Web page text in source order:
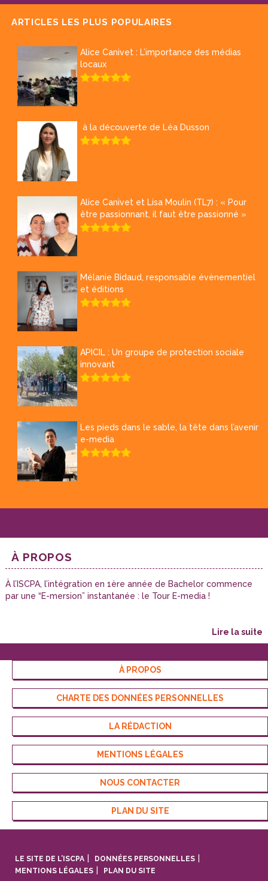
ARTICLES LES PLUS POPULAIRES
Alice Canivet : L’importance des médias
locaux
à la découverte de Léa Dusson
Alice Canivet et Lisa Moulin (TL7) : « Pour
être passionnant, il faut être passionné »
Mélanie Bidaud, responsable évènementiel
et éditions
APICIL : Un groupe de protection sociale
innovant
Les pieds dans le sable, la tête dans l’avenir
e-media
À PROPOS
À l’ISCPA, l’intégration en 1ère année de Bachelor commence
par une “E-mersion” instantanée : le Tour E-media !
lire la suite
À PROPOS
CHARTE DES DONNÉES PERSONNELLES
LA RÉDACTION
MENTIONS LÉGALES
NOUS CONTACTER
PLAN DU SITE
LE SITE DE L’ISCPA
DONNÉES PERSONNELLES
MENTIONS LÉGALES
PLAN DU SITE